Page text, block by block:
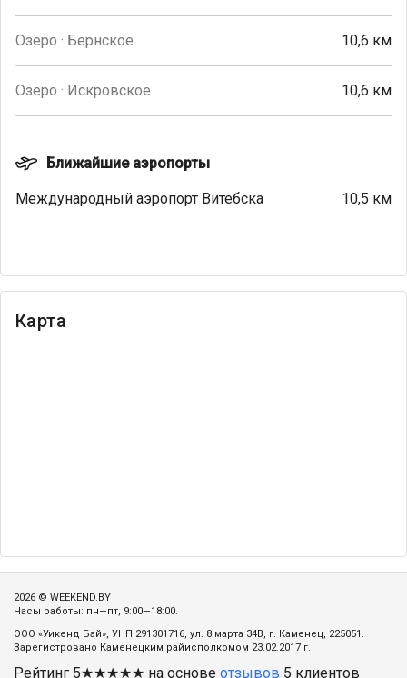
Озеро · Бернское 10,6 км
Озеро · Искровское 10,6 км
Ближайшие аэропорты
Международный аэропорт Витебска 10,5 км
Карта
2026 © WEEKEND.BY
Часы работы: пн—пт, 9:00—18:00.
ООО «Уикенд Бай», УНП 291301716, ул. 8 марта 34В, г. Каменец, 225051.
Зарегистровано Каменецким райисполкомом 23.02.2017 г.
Рейтинг 5★★★★★ на основе отзывов 5 клиентов